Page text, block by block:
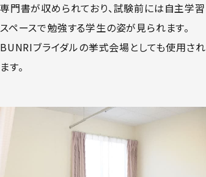
専門書が収められており、試験前には自主学習
スペースで勉強する学生の姿が見られます。
BUNRIブライダルの挙式会場としても使用され
ます。